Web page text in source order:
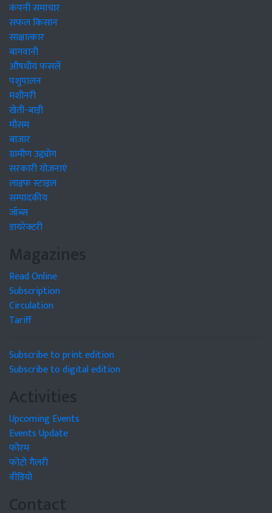
कंपनी समाचार
सफल किसान
साक्षात्कार
बागवानी
औषधीय फसलें
पशुपालन
मशीनरी
खेती-बाड़ी
मौसम
बाजार
ग्रामीण उद्द्योग
सरकारी योजनाएं
लाइफ स्टाइल
सम्पादकीय
जॉब्स
डायरेक्टरी
Magazines
Read Online
Subscription
Circulation
Tariff
Subscribe to print edition
Subscribe to digital edition
Activities
Upcoming Events
Events Update
फोरम
फोटो गैलरी
वीडियो
Contact